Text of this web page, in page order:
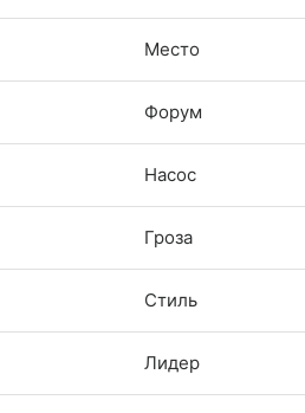
Место
Форум
Насос
Гроза
Стиль
Лидер